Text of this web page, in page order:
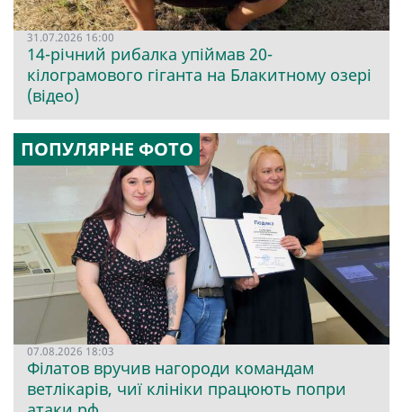
31.07.2026 16:00
14-річний рибалка упіймав 20-
кілограмового гіганта на Блакитному озері
(відео)
ПОПУЛЯРНЕ ФОТО
07.08.2026 18:03
Філатов вручив нагороди командам
ветлікарів, чиї клініки працюють попри